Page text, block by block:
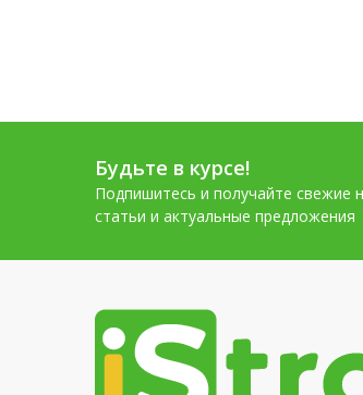
Будьте в курсе!
Подпишитесь и получайте свежие
статьи и актуальные предложения